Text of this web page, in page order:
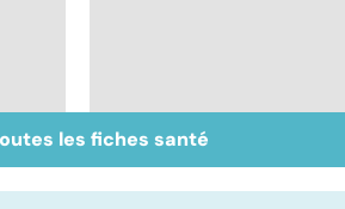
Crampes, déchirures,
élongations... : quand
les fiches santé